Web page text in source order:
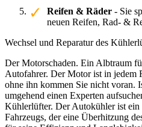
Reifen & Räder - Sie
neuen Reifen, Rad- &
Wechsel und Reparatur des
Der Motorschaden. Ein Albtraum
Autofahrer. Der Motor ist in jedem
ohne ihn kommen Sie nicht voran.
umgehend einen Experten
Kühlerlüfter. Der Autokühler ist
Fahrzeugs, der eine Überhitzung